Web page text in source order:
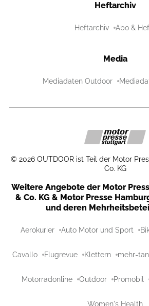
Heftarchiv
Heftarchiv Abo &
Media
Mediadaten Outdoor
© 2026 OUTDOOR ist Teil der Motor
Co. KG
Weitere Angebote der Motor
& Co. KG & Motor Presse
und deren
Aerokurier Auto Motor und Sport
Cavallo Flugrevue Klettern mehr-
Motorradonline Outdoor Promobil
Women's Health